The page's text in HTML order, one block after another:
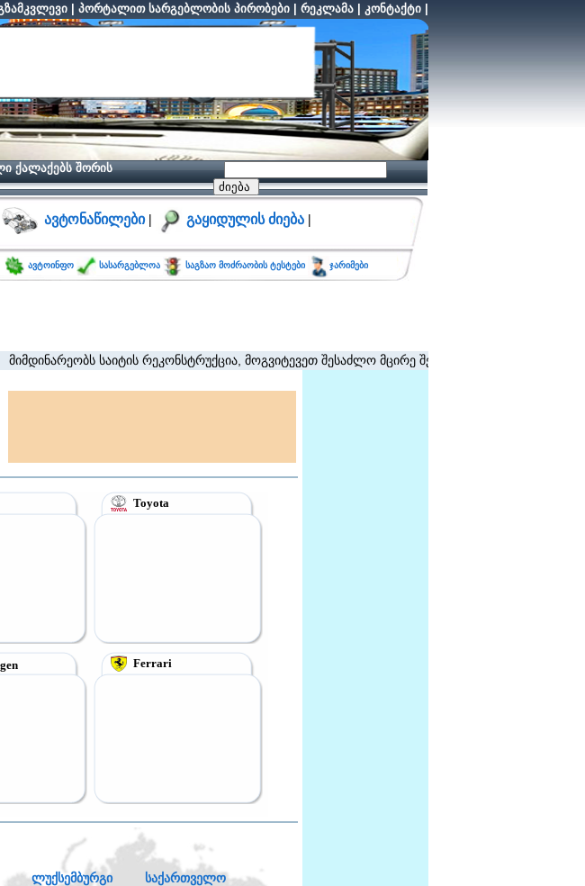
პორტალით სარგებლობის პირობები რეკლამა კონტაქტი
ქალაქებს შორის
ავტონაწილები| გაყიდულის ძიება |
ავტოინფო სასარგებლოა საგზაო მოძრაობის ტესტები ჯარიმები
საიტის რეკონსტრუქცია, მოგვიტევეთ შესაძლო მცირე შეფერხებისთვის. (შეზღუდვა არ
Toyota
Ferrari
ლუქსემბურგი
საქართველო